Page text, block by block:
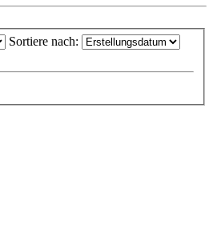
Sortiere nach: